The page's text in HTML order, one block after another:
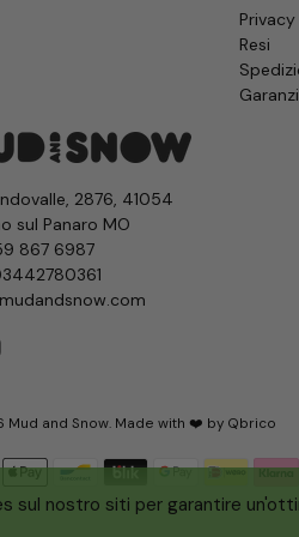
Privacy
Resi
2876, 41054
sul Panaro MO
867 6987
Mud and Snow. Made with ❤️ by Qbrico
sul nostro siti per garantire